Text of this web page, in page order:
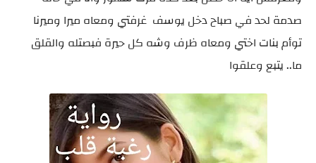
صدمة لحد في صباح دخل يوسف غرفتي ومعاه ميرا وميرنا
توأم بنات اختي ومعاه ظرف وشه كل حيرة فبصتله والقلق
ما.. يتبع وعلقوا